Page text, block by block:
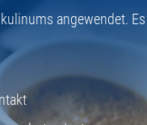
angewendet.